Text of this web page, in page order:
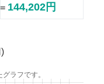
= 144,202円
ラフです。